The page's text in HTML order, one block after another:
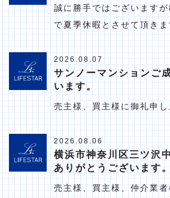
誠に勝手ではございます
で夏季休暇とさせて頂きま
2026.08.07
サンノーマンションご
います。
売主様、買主様に御礼申し
2026.08.06
横浜市神奈川区三ツ沢
ありがとうございます。
売主様、買主様、仲介業